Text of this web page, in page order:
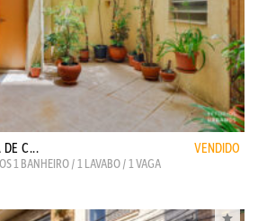
DE C... VENDIDO
1 BANHEIRO / 1 LAVABO / 1 VAGA